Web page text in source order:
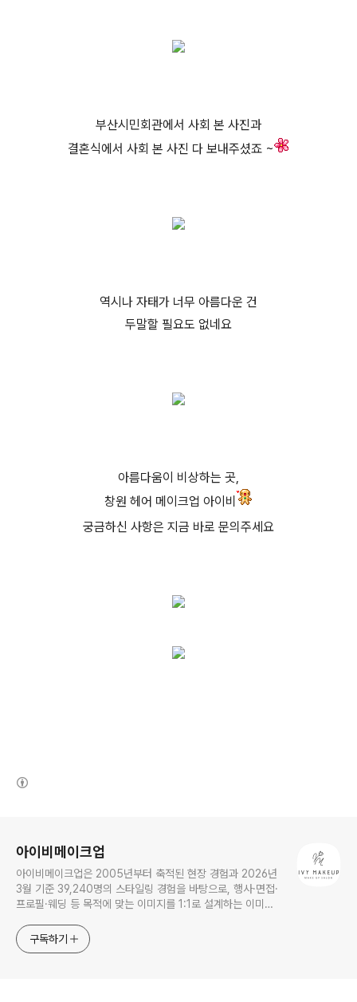
부산시민회관에서 사회 본 사진과
결혼식에서 사회 본 사진 다 보내주셨죠 ~
역시나 자태가 너무 아름다운 건
두말할 필요도 없네요
아름다움이 비상하는 곳,
창원 헤어 메이크업 아이비
궁금하신 사항은 지금 바로 문의주세요
아이비메이크업
아이비메이크업은 2005년부터 축적된 현장 경험과 2026년
3월 기준 39,240명의 스타일링 경험을 바탕으로, 행사·면접·
프로필·웨딩 등 목적에 맞는 이미지를 1:1로 설계하는 이미지
구독하기